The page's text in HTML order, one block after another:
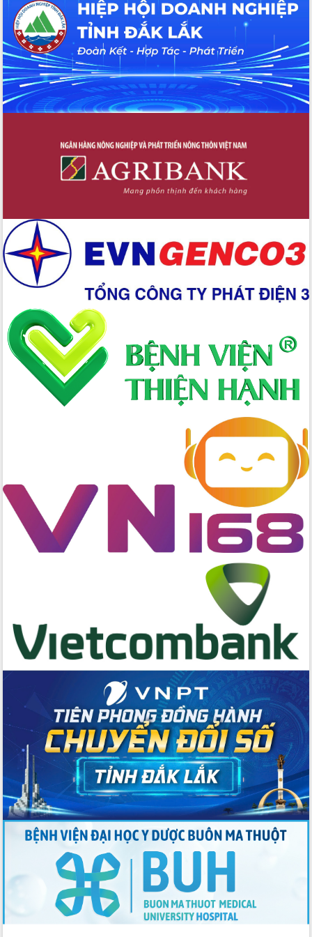
Đắk Lắk”
Tăng cường giám sát, đôn đốc thực
hiện nhiệm vụ quản lý tài sản công
hàng tuần
Tháo gỡ những vướng mắc, đẩy mạnh
công tác cải cách thủ tục hành chính
tại Trung tâm Phục vụ hành chính
công tỉnh
thi Sáng tạo Kỹ thuật 2024 - 2025
Đắk Lắk rà soát, điều chỉnh Đề án 190
về phát triển nuôi trồng thủy sản
Phó Chủ tịch UBND tỉnh Đắk Lắk
Dự án cao tốc Khánh Hòa - Buôn Ma
Thuột
Định vị cà phê Việt Nam như một “di
sản sống” trong dòng chảy toàn cầu
Xây dựng nông thôn mới: Nâng cao đời
sống người dân từ những mô hình thiết
thực
Quyết liệt tháo gỡ vướng mắc, đẩy
nhanh tiến độ các dự án trọng điểm
trong Khu kinh tế Nam Phú Yên
Hòn Yến phát triển du lịch gắn với bảo
Lấy ý kiến điều chỉnh Quy hoạch tỉnh
Đắk Lắk nỗ lực thúc đẩy tăng trưởng
kinh tế từ 10% trở lên trong Quý
II/2026
Đắk Lắk ký kết thỏa thuận hợp tác về
chuyển đổi số giai đoạn 2026 – 2030
cho trạm y tế cấp xã
Du lịch Đắk Lắk nâng tầm trải nghiệm
du khách thông qua Hệ thống cơ sở dữ
Tập huấn ứng dụng trí tuệ nhân tạo (AI)
trong thương mại điện tử năm 2026
Đoàn đại biểu Quốc hội tỉnh Đắk Lắk
trao đổi thông tin trước Kỳ họp thứ
nhất, Quốc hội khóa XVI
Quyết liệt cải cách hành chính, khơi
thông nguồn lực phát triển
Nâng cao hiệu lực, hiệu quả HĐND
tỉnh thông qua hiện đại hóa hành chính
Xã Ea Phê gắn cải cách hành chính với
chuyển đổi số
Phó Chủ tịch Thường trực UBND tỉnh
Hồ Thị Nguyên Thảo làm việc tại Trung
tâm Phục vụ hành chính công xã Ea
Xây dựng nền hành chính số đồng